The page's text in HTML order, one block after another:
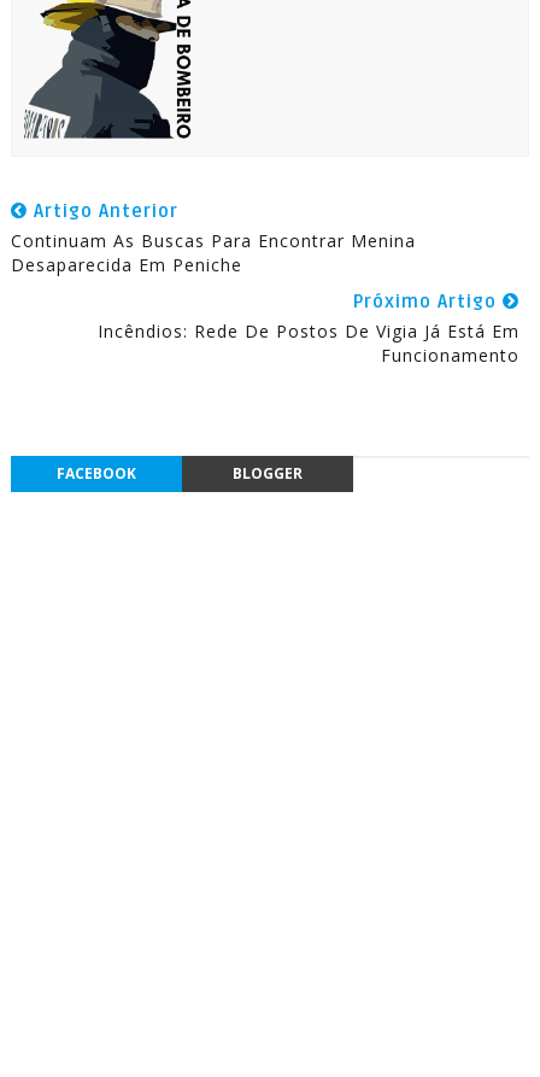
Artigo Anterior
Continuam As Buscas Para Encontrar Menina
Desaparecida Em Peniche
Próximo Artigo
Incêndios: Rede De Postos De Vigia Já Está Em
Funcionamento
FACEBOOK BLOGGER